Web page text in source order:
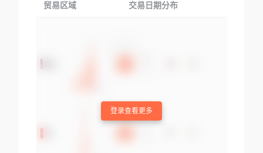
贸易区域 交易日期分布
登录查看更多